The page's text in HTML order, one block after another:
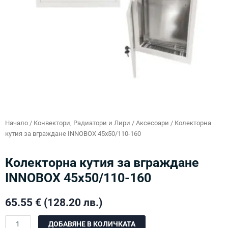
Начало / Конвектори, Радиатори и Лири / Аксесоари / Колекторна
кутия за вграждане INNOBOX 45х50/110-160
Колекторна кутия за вграждане
INNOBOX 45х50/110-160
65.55 € (128.20 лв.)
количество
ДОБАВЯНЕ В КОЛИЧКАТА